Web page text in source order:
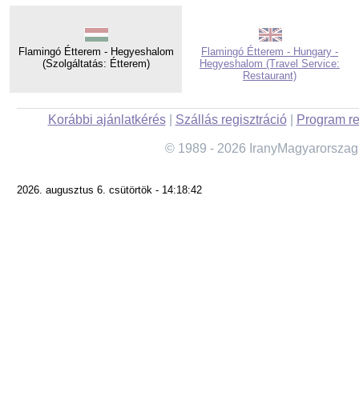
Flamingó Étterem - Hegyeshalom
(Szolgáltatás: Étterem)
Flamingó Étterem - Hungary -
Hegyeshalom (Travel Service:
Restaurant)
Korábbi ajánlatkérés| Szállás regisztráció| Program
© 1989 - 2026
2026. augusztus 6. csütörtök - 14:18:42